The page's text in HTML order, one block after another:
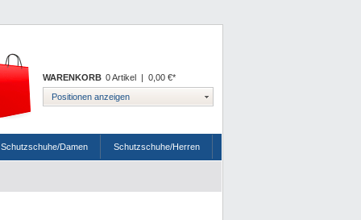
WARENKORB 0 Artikel | 0,00 €*
Positionen anzeigen
Schutzschuhe/Damen Schutzschuhe/Herren